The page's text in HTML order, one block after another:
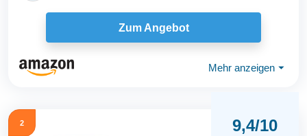
Zum Angebot
Mehr anzeigen ⏷
2 9,4/10